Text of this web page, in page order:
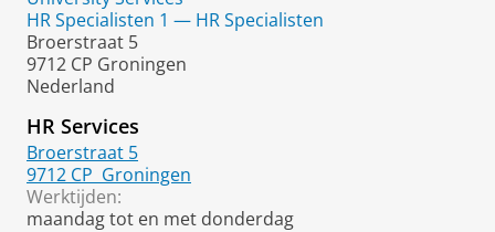
HR Specialisten 1 — HR Specialisten
Broerstraat 5
9712 CP Groningen
Nederland
HR Services
Broerstraat 5
9712 CP Groningen
Werktijden:
maandag tot en met donderdag